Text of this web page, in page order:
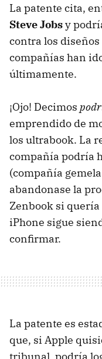
La patente cita,
Steve Jobsy
contra los
compañías han
últimamente.
¡Ojo! Decimos
emprendido de
los ultrabook. La
compañía podría
(compañía
abandonase la
Zenbook si
iPhone sigue
confirmar.
La patente es
que, si Apple